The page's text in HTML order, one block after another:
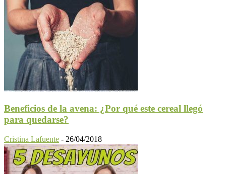
Beneficios de la avena: ¿Por qué este cereal llegó
para quedarse?
Cristina Lafuente - 26/04/2018